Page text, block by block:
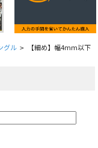
グル > 【細め】幅4mm以下